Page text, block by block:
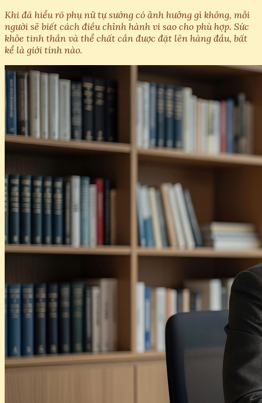
Khi đã hiểu rõ phụ nữ tự sướng có ảnh hưởng gì không, mỗi
người sẽ biết cách điều chỉnh hành vi sao cho phù hợp. Sức
khỏe tinh thần và thể chất cần được đặt lên hàng đầu, bất
kể là giới tính nào.